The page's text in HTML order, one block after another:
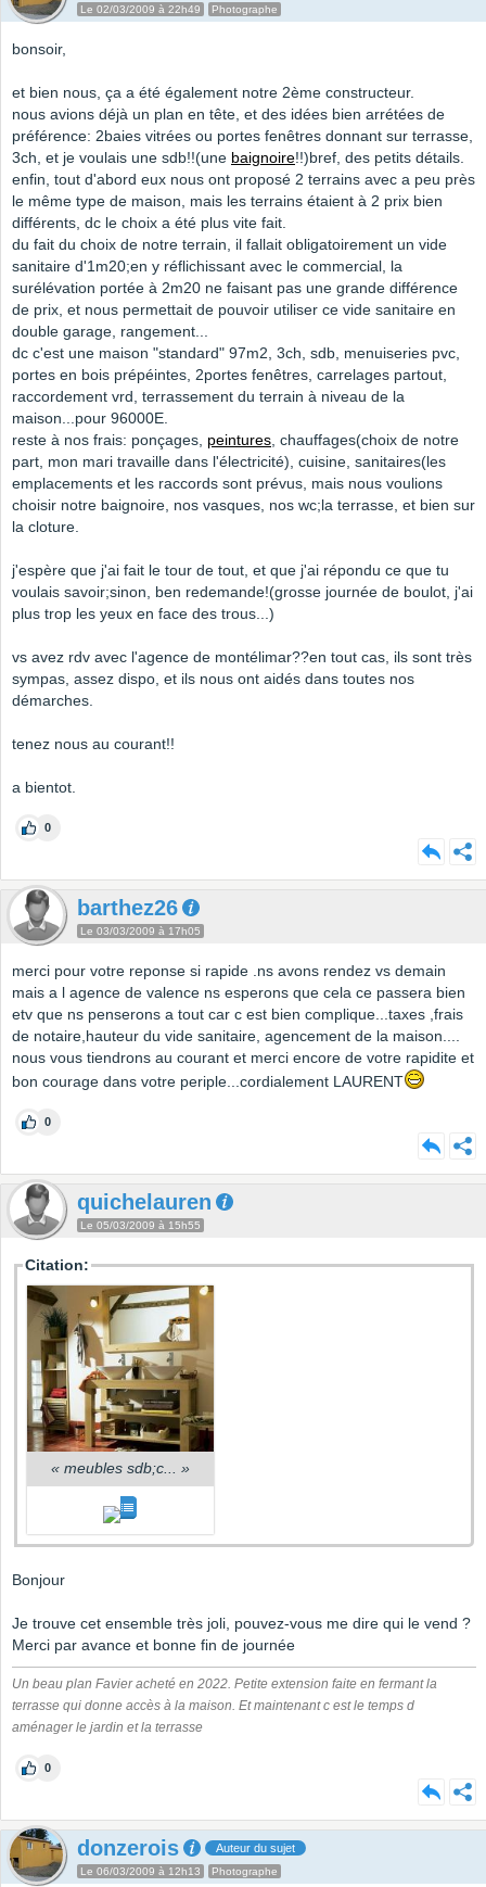
Le 02/03/2009 à 22h49 Photographe
bonsoir,
et bien nous, ça a été également notre 2ème constructeur.
nous avions déjà un plan en tête, et des idées bien arrétées de
préférence: 2baies vitrées ou portes fenêtres donnant sur terrasse,
3ch, et je voulais une sdb!!(une baignoire!!)bref, des petits détails.
enfin, tout d'abord eux nous ont proposé 2 terrains avec a peu près
le même type de maison, mais les terrains étaient à 2 prix bien
différents, dc le choix a été plus vite fait.
du fait du choix de notre terrain, il fallait obligatoirement un vide
sanitaire d'1m20;en y réflichissant avec le commercial, la
surélévation portée à 2m20 ne faisant pas une grande différence
de prix, et nous permettait de pouvoir utiliser ce vide sanitaire en
double garage, rangement...
dc c'est une maison "standard" 97m2, 3ch, sdb, menuiseries pvc,
portes en bois prépéintes, 2portes fenêtres, carrelages partout,
raccordement vrd, terrassement du terrain à niveau de la
maison...pour 96000E.
reste à nos frais: ponçages, peintures, chauffages(choix de notre
part, mon mari travaille dans l'électricité), cuisine, sanitaires(les
emplacements et les raccords sont prévus, mais nous voulions
choisir notre baignoire, nos vasques, nos wc;la terrasse, et bien sur
la cloture.
j'espère que j'ai fait le tour de tout, et que j'ai répondu ce que tu
voulais savoir;sinon, ben redemande!(grosse journée de boulot, j'ai
plus trop les yeux en face des trous...)
vs avez rdv avec l'agence de montélimar??en tout cas, ils sont très
sympas, assez dispo, et ils nous ont aidés dans toutes nos
démarches.
tenez nous au courant!!
a bientot.
0
barthez26
Le 03/03/2009 à 17h05
merci pour votre reponse si rapide .ns avons rendez vs demain
mais a l agence de valence ns esperons que cela ce passera bien
etv que ns penserons a tout car c est bien complique...taxes ,frais
de notaire,hauteur du vide sanitaire, agencement de la maison....
nous vous tiendrons au courant et merci encore de votre rapidite et
bon courage dans votre periple...cordialement LAURENT
0
quichelauren
Le 05/03/2009 à 15h55
Citation:
« meubles sdb;c... »
Bonjour
Je trouve cet ensemble très joli, pouvez-vous me dire qui le vend ?
Merci par avance et bonne fin de journée
Un beau plan Favier acheté en 2022. Petite extension faite en fermant la
terrasse qui donne accès à la maison. Et maintenant c est le temps d
aménager le jardin et la terrasse
0
donzerois Auteur du sujet
Le 06/03/2009 à 12h13 Photographe